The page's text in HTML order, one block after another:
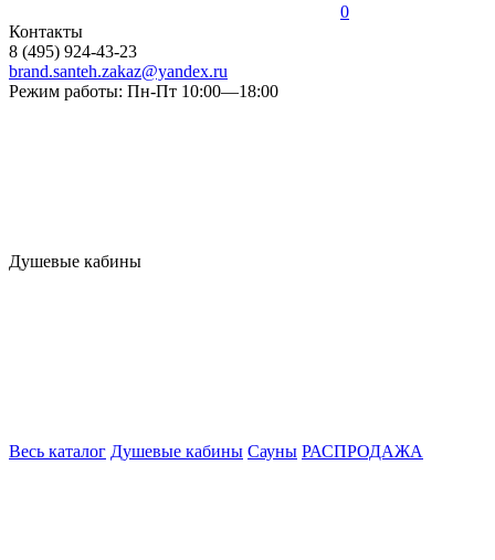
0
Контакты
8 (495) 924-43-23
brand.santeh.zakaz@yandex.ru
Режим работы: Пн-Пт 10:00—18:00
Душевые кабины
Весь каталог Душевые кабины Сауны РАСПРОДАЖА